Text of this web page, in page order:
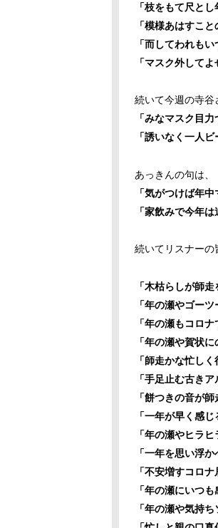
「枝をもて尺と
「模様あはすこ
「而してわれも
「マスク外して
続いて今週の寺谷
「みなマスク目
「誘いなく一人
あっきんの句は、
「気がつけば年
「家飲みで今年は
続いてリスナーの
「木枯らしが師
「年の瀬やゴー
「年の瀬もコロ
「年の瀬や賀状
「師走かな忙し
「手足止む古きア
「餅つきの音が師
「一年が早く感じ
「年の瀬やヒラ
「一年を思い浮か
「不安増すコロ
「年の瀬にいつ
「年の瀬や気持